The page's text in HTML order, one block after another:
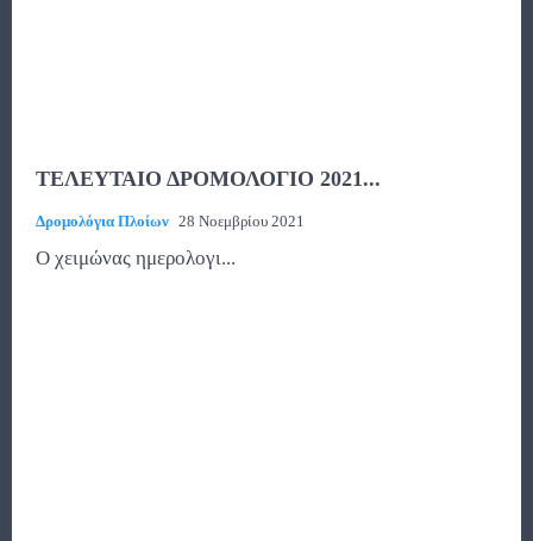
ΤΕΛΕΥΤΑΙΟ ΔΡΟΜΟΛΟΓΙΟ 2021...
Δρομολόγια Πλοίων 28 Νοεμβρίου 2021
Ο χειμώνας ημερολογι...